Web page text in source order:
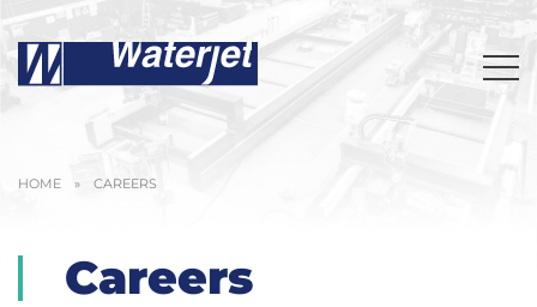
HOME » CAREERS
Careers